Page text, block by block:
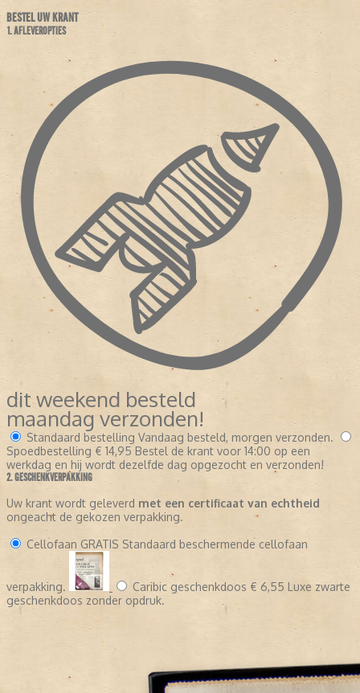
BESTEL UW KRANT
1. AFLEVEROPTIES
dit weekend besteld
maandag verzonden!
Standaard bestelling Vandaag besteld, morgen verzonden.
Spoedbestelling € 14,95 Bestel de krant voor 14:00 op een
werkdag en hij wordt dezelfde dag opgezocht en verzonden!
2. GESCHENKVERPAKKING
Uw krant wordt geleverd met een certificaat van echtheid
ongeacht de gekozen verpakking.
Cellofaan GRATIS Standaard beschermende cellofaan
verpakking. Caribic geschenkdoos € 6,55 Luxe zwarte
geschenkdoos zonder opdruk.